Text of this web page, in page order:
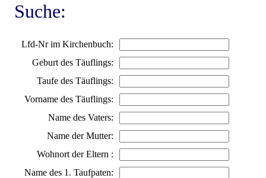
Suche:
Lfd-Nr im Kirchenbuch:
Geburt des Täuflings:
Taufe des Täuflings:
Vorname des Täuflings:
Name des Vaters:
Name der Mutter:
Wohnort der Eltern :
Name des 1. Taufpaten: